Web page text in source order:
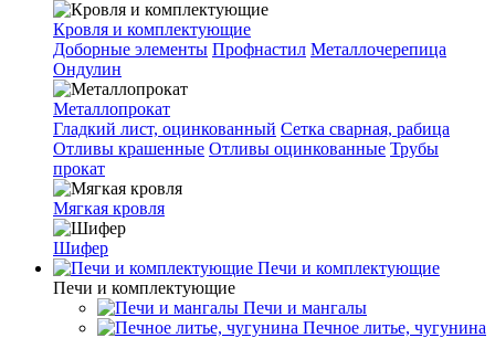
Кровля и комплектующие
Доборные элементы Профнастил Металлочерепица
Ондулин
Металлопрокат
Гладкий лист, оцинкованный Сетка сварная, рабица
Отливы крашенные Отливы оцинкованные Трубы
прокат
Мягкая кровля
Шифер
Печи и комплектующие
Печи и комплектующие
Печи и мангалы
Печное литье, чугунина